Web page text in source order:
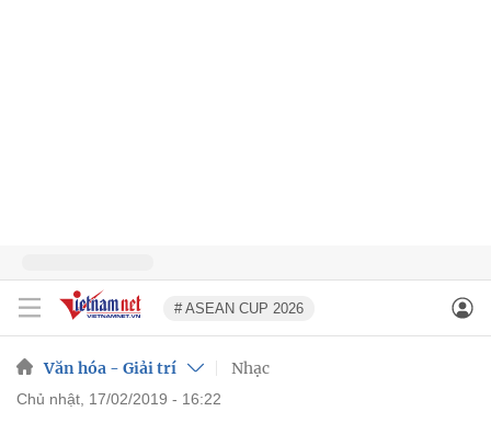
# ASEAN CUP 2026
Văn hóa - Giải trí Nhạc
chủ nhật, 17/02/2019 - 16:22